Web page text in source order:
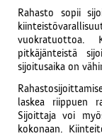
Rahasto sopii
vuokratuottoa.
pitkäjänteistä
sijoitusaika on
laskea riippuen
Sijoittaja voi
kokonaan.